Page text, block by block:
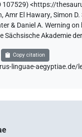
107529) <https://
,Amr El Hawary,Simon
& Daniel A. Werning
Sächsische Akademie
Copy citation
linguae-aegyptiae.de/